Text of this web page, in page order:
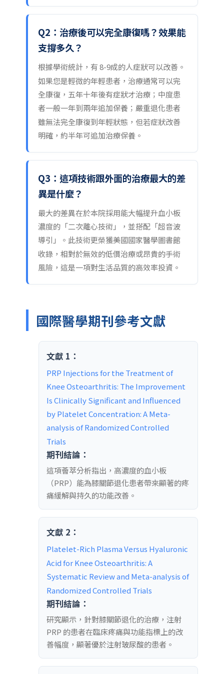
Q2：治療後可以完全康復嗎？效果能
支撐多久？
根據學術統計，有 8-9成的人症狀可以改善。
如果您是輕微的年輕患者，治療通常可以完
全康復，五年十年後有症狀才治療；中度患
者一般一年到兩年追加保養；嚴重退化患者
雖無法完全康復到年輕狀態，但若症狀改善
明確，約半年可追加治療保養。
Q3：這項技術跟外面的治療最大的差
異是什麼？
最大的差異在於本院採用能大幅提升血小板
濃度的「二次離心技術」，並搭配「超音波
導引」。此技術更榮獲美國國家醫學圖書館
收錄，相對於無效的低價治療或昂貴的手術
風險，這是一項對生活品質的高效率投資。
國際醫學期刊參考文獻
文獻 1：
PRP Injections for the Treatment of
Knee Osteoarthritis: The Improvement
Is Clinically Significant and Influenced
by Platelet Concentration: A Meta-
analysis of Randomized Controlled
Trials
期刊結論：
這項薈萃分析指出，高濃度的血小板
（PRP）能為膝關節退化患者帶來顯著的疼
痛緩解與持久的功能改善。
文獻 2：
Platelet-Rich Plasma Versus Hyaluronic
Acid for Knee Osteoarthritis: A
Systematic Review and Meta-analysis of
Randomized Controlled Trials
期刊結論：
研究顯示，針對膝關節退化的治療，注射
PRP 的患者在臨床疼痛與功能指標上的改
善幅度，顯著優於注射玻尿酸的患者。